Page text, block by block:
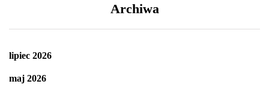
Archiwa
lipiec 2026
maj 2026